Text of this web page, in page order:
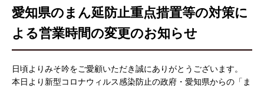
愛知県のまん延防止重点措置等の対策に
よる営業時間の変更のお知らせ
日頃よりみそ吟をご愛顧いただき誠にありがとうございます。
本日より新型コロナウィルス感染防止の政府・愛知県からの「ま